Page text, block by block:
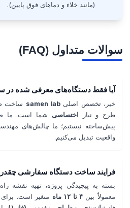
(مانند خلاء و دماهای فوق پایین).
سوالات متداول (FAQ)
آیا فقط دستگاه‌های معرفی شده در
خیر، تخصص اصلیsamen lab ساخت
طرح و نیاز
اختصاصی شما است. ما
پیش‌ساخته نیستیم؛ ما چالش‌های
واقعیت تبدیل می‌کنیم.
فرایند ساخت دستگاه سفارشی
بسته به پیچیدگی پروژه، تهیه نقشه
معمولاً بین۴ تا ۱۲ ماه
متغیر است. برای